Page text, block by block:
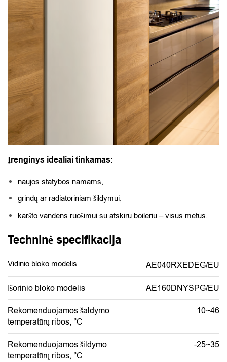
Įrenginys idealiai tinkamas:
naujos statybos namams,
grindų ar radiatoriniam šildymui,
karšto vandens ruošimui su atskiru boileriu – visus metus.
Techninė specifikacija
Vidinio bloko modelis AE040RXEDEG/EU
Išorinio bloko modelis AE160DNYSPG/EU
Rekomenduojamos šaldymo
temperatūrų ribos, °C
10~46
Rekomenduojamos šildymo
temperatūrų ribos, °C
-25~35